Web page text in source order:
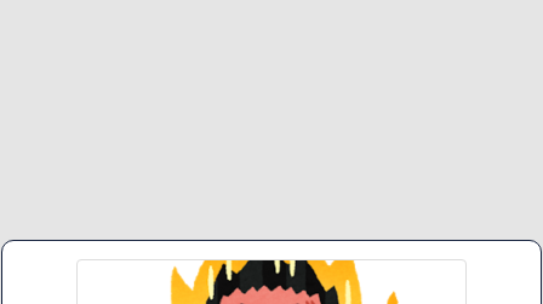
「三峡沿線の道路水没」中国政府「高速道路封鎖！」中国ダム「緊
急放流に合わせて開門（土砂崩れ発生」→NEW!
馬鹿客「置き配してこのシートかけろ」配達員ぼく「